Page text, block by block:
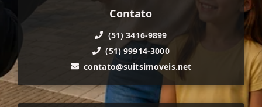
Contato
(51) 3416-9899
(51) 99914-3000
contato@suitsimoveis.net